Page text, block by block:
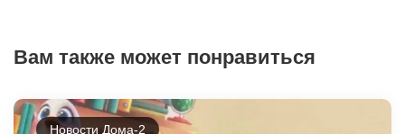
Вам также может понравиться
Новости Дома-2